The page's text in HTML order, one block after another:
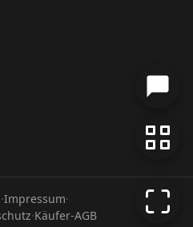
·Impressum·
·Käufer-AGB